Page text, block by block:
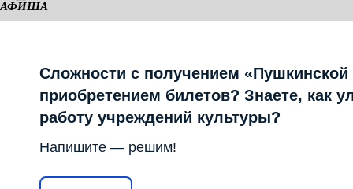
АФИША
Сложности с получением «Пушкинской
приобретением билетов? Знаете, как
работу учреждений культуры?
Напишите — решим!